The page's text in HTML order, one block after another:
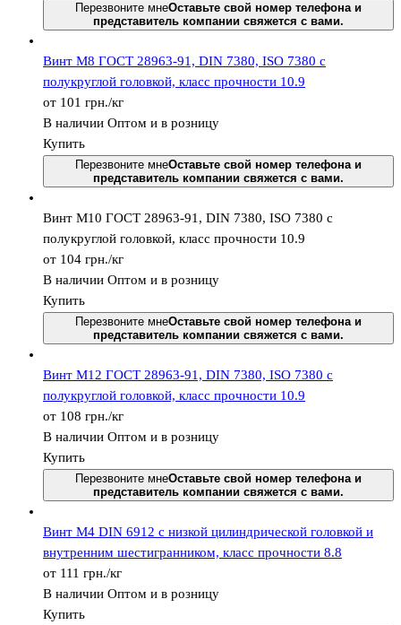
Перезвоните мнеОставьте свой номер телефона и
представитель компании свяжется с вами.
Винт М8 ГОСТ 28963-91, DIN 7380, ISO 7380 с
полукруглой головкой, класс прочности 10.9
от 101 грн./кг
В наличии Оптом и в розницу
Купить
Перезвоните мнеОставьте свой номер телефона и
представитель компании свяжется с вами.
Винт М10 ГОСТ 28963-91, DIN 7380, ISO 7380 с
полукруглой головкой, класс прочности 10.9
от 104 грн./кг
В наличии Оптом и в розницу
Купить
Перезвоните мнеОставьте свой номер телефона и
представитель компании свяжется с вами.
Винт М12 ГОСТ 28963-91, DIN 7380, ISO 7380 с
полукруглой головкой, класс прочности 10.9
от 108 грн./кг
В наличии Оптом и в розницу
Купить
Перезвоните мнеОставьте свой номер телефона и
представитель компании свяжется с вами.
Винт М4 DIN 6912 с низкой цилиндрической головкой и
внутренним шестигранником, класс прочности 8.8
от 111 грн./кг
В наличии Оптом и в розницу
Купить